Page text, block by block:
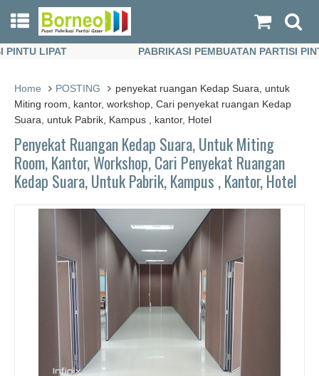
LIPAT
PABRIKASI PEMBUATAN PARTISI PINTU
Home
POSTING
penyekat ruangan Kedap Suara, untuk
Miting room, kantor, workshop, Cari penyekat ruangan Kedap
Suara, untuk Pabrik, Kampus , kantor, Hotel
Penyekat Ruangan Kedap Suara, Untuk Miting
Room, Kantor, Workshop, Cari Penyekat Ruangan
Kedap Suara, Untuk Pabrik, Kampus , Kantor, Hotel